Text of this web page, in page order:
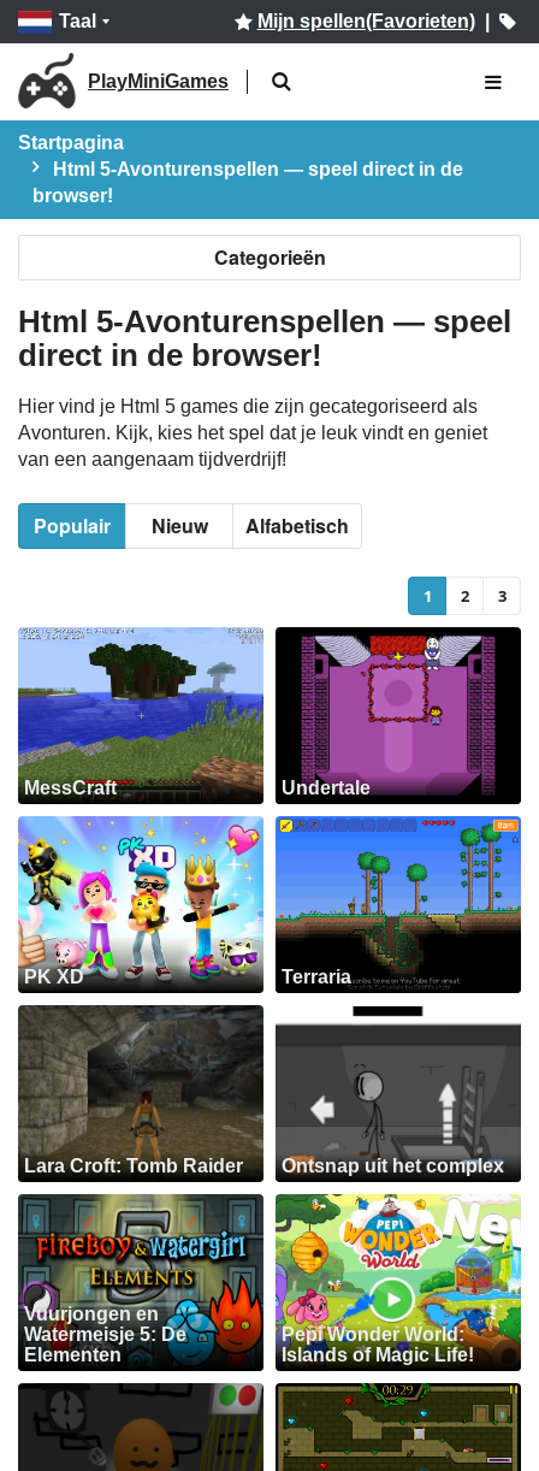
Taal Mijn spellen(Favorieten)|
PlayMiniGames
Startpagina
Html 5-Avonturenspellen — speel direct in de
browser!
Categorieën
Html 5-Avonturenspellen — speel
direct in de browser!
Hier vind je Html 5 games die zijn gecategoriseerd als
Avonturen. Kijk, kies het spel dat je leuk vindt en geniet
van een aangenaam tijdverdrijf!
Populair Nieuw Alfabetisch
1 2 3
MessCraft Undertale
PK XD Terraria
Lara Croft: Tomb Raider Ontsnap uit het complex
Vuurjongen en
Watermeisje 5: De
Elementen
Pepi Wonder World:
Islands of Magic Life!